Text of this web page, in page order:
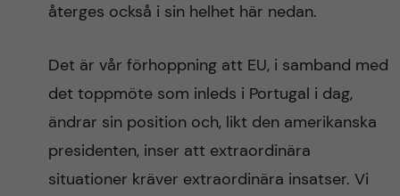
återges också i sin helhet här nedan.
Det är vår förhoppning att EU, i samband med
det toppmöte som inleds i Portugal i dag,
ändrar sin position och, likt den amerikanska
presidenten, inser att extraordinära
situationer kräver extraordinära insatser. Vi